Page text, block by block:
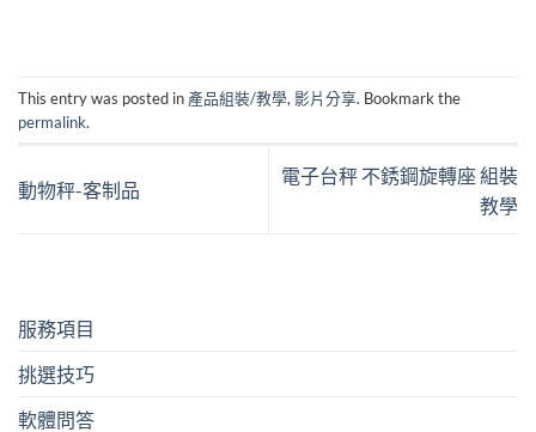
服務項目
挑選技巧
軟體問答
This entry was posted in 產品組裝/教學, 影片分享. Bookmark the
permalink.
動物秤-客制品
電子台秤 不銹鋼旋轉座 組裝
教學